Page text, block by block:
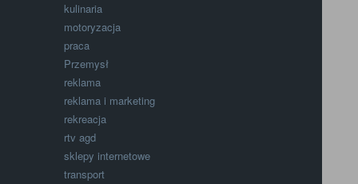
kulinaria
motoryzacja
praca
Przemysł
reklama
reklama i marketing
rekreacja
rtv agd
sklepy internetowe
transport